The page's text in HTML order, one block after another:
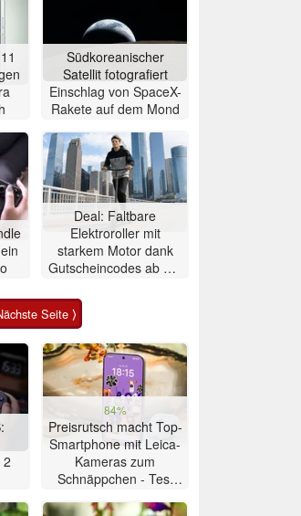
Südkoreanischer
Satellit fotografiert
Einschlag von SpaceX-
Rakete auf dem Mond
Deal: Faltbare
Elektroroller mit
starkem Motor dank
Gutscheincodes ab nur
Seite ⟩
84%
Preisrutsch macht Top-
Smartphone mit Leica-
Kameras zum
Schnäppchen - Test